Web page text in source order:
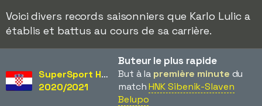
Voici divers records saisonniers que Karlo Lulic a
établis et battus au cours de sa carrière.
SuperSport HNL
2020/2021
Buteur le plus rapide
But à la première minute du
matchHNK Sibenik-Slaven
Belupo